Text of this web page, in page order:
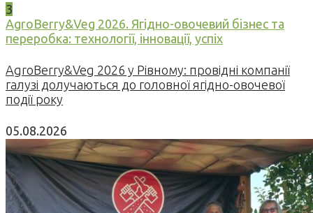
3
AgroBerry&Veg 2026. Ягідно-овочевий бізнес та
переробка: технології, інновації, успіх
AgroBerry&Veg 2026 у Рівному: провідні компанії
галузі долучаються до головної ягідно-овочевої
події року
05.08.2026